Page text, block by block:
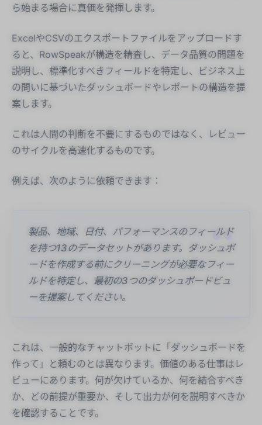
ら始まる場合に真価を発揮します。
ExcelやCSVのエクスポートファイルをアップロードす
ると、RowSpeakが構造を精査し、データ品質の問題を
説明し、標準化すべきフィールドを特定し、ビジネス上
の問いに基づいたダッシュボードやレポートの構造を提
案します。
これは人間の判断を不要にするものではなく、レビュー
のサイクルを高速化するものです。
例えば、次のように依頼できます：
製品、地域、日付、パフォーマンスのフィールド
を持つ13のデータセットがあります。ダッシュボ
ードを作成する前にクリーニングが必要なフィー
ルドを特定し、最初の3つのダッシュボードビュ
ーを提案してください。
これは、一般的なチャットボットに「ダッシュボードを
作って」と頼むのとは異なります。価値のある仕事はレ
ビューにあります。何が欠けているか、何を結合すべき
か、どの前提が重要か、そして出力が何を説明すべきか
を確認することです。